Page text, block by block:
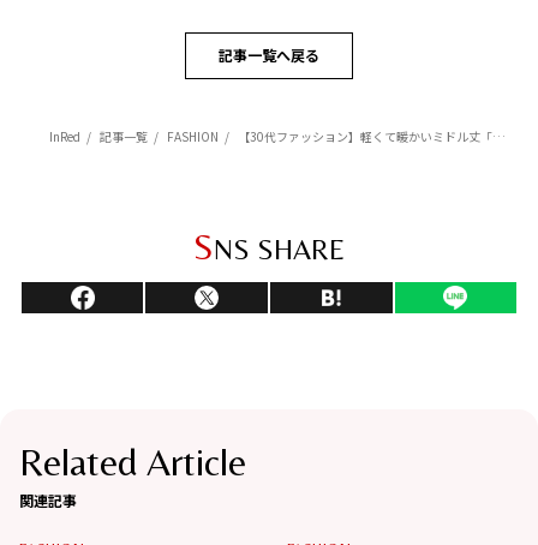
記事一覧へ戻る
InRed 記事一覧 FASHION 【30代ファッション】軽くて暖かいミドル丈「キルティングコート」で、寒い冬もお洒落に！
SNS SHARE
Related Article
関連記事